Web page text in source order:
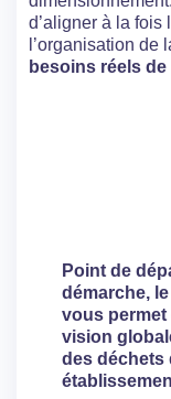
d’aligner à la fois
l’organisation de
besoins réels de
Point de
démarche,
vous permet
vision
des déchets